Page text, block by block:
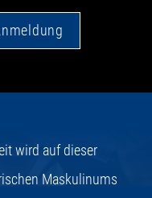
wird auf dieser
Maskulinums